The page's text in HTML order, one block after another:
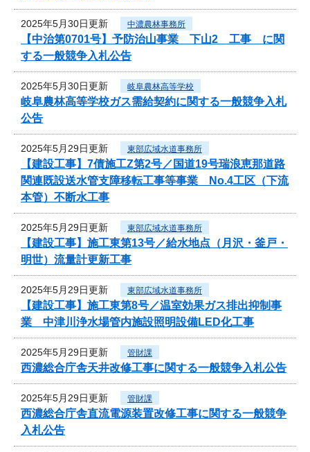
2025年5月30日更新 中濃農林事務所
【中治第0701号】予防治山事業 下山2 工事 に関
する一般競争入札公告
2025年5月30日更新 岐阜農林高等学校
岐阜農林高等学校ガス需給契約に関する一般競争入札
公告
2025年5月29日更新 東部広域水道事務所
【建設工事】7債施工Z第2号／国道19号瑞浪恵那道路
関連既設送水管支障移転工事等事業 No.4工区（下流
本管）不断水工事
2025年5月29日更新 東部広域水道事務所
【建設工事】施工東第13号／給水地点（月沢・釜戸・
明世）流量計更新工事
2025年5月29日更新 東部広域水道事務所
【建設工事】施工東第8号／温室効果ガス排出抑制事
業 中津川浄水場管内施設照明設備LED化工事
2025年5月29日更新 管財課
西濃総合庁舎天井改修工事に関する一般競争入札公告
2025年5月29日更新 管財課
西濃総合庁舎直流電源装置改修工事に関する一般競争
入札公告